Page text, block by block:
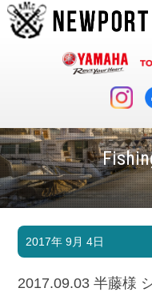
マリンクラブ
マリンライフを堪能したい！
ボート免許
長年の実績と信頼！
2017年 9月 4日
2017.09.03 半藤様